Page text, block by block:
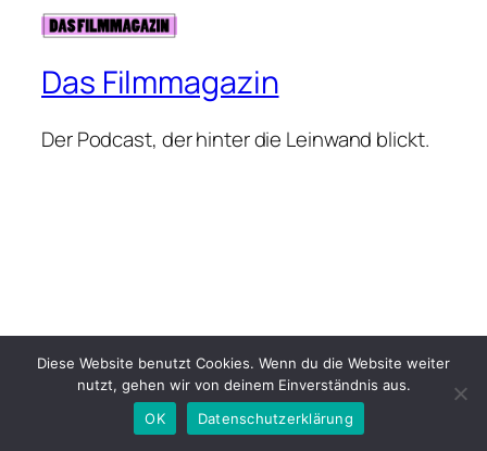
Das Filmmagazin
Der Podcast, der hinter die Leinwand blickt.
Diese Website benutzt Cookies. Wenn du die Website weiter
nutzt, gehen wir von deinem Einverständnis aus.
OK
Datenschutzerklärung